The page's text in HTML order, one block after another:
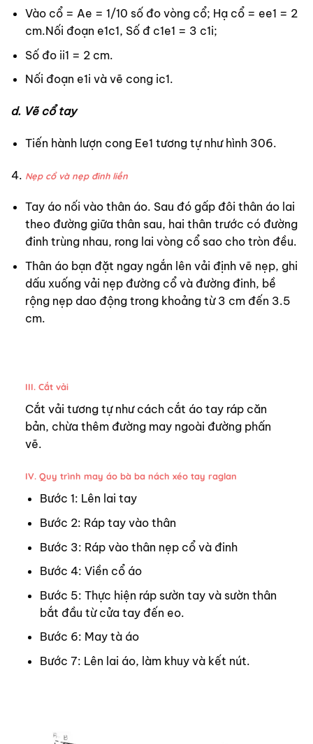
Vào cổ = Ae = 1/10 số đo vòng cổ; Hạ cổ = ee1 = 2
cm.Nối đoạn e1c1, Số đ c1e1 = 3 c1i;
Số đo ii1 = 2 cm.
Nối đoạn e1i và vẽ cong ic1.
d. Vẽ cổ tay
Tiến hành lượn cong Ee1 tương tự như hình 306.
Nẹp cổ và nẹp đinh liền
Tay áo nối vào thân áo. Sau đó gấp đôi thân áo lai
theo đường giữa thân sau, hai thân trước có đường
đinh trùng nhau, rong lai vòng cổ sao cho tròn đều.
Thân áo bạn đặt ngay ngắn lên vải định vẽ nẹp, ghi
dấu xuống vải nẹp đường cổ và đường đinh, bề
rộng nẹp dao động trong khoảng từ 3 cm đến 3.5
cm.
III. Cắt vải
Cắt vải tương tự như cách cắt áo tay ráp căn
bản, chừa thêm đường may ngoài đường phấn
vẽ.
IV. Quy trình may áo bà ba nách xéo tay raglan
Bước 1: Lên lai tay
Bước 2: Ráp tay vào thân
Bước 3: Ráp vào thân nẹp cổ và đinh
Bước 4: Viền cổ áo
Bước 5: Thực hiện ráp sườn tay và sườn thân
bắt đầu từ cửa tay đến eo.
Bước 6: May tà áo
Bước 7: Lên lai áo, làm khuy và kết nút.